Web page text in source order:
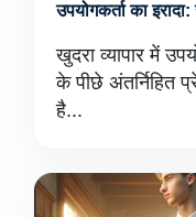
उपयोगकर्ता का
खुदरा व्यापार में
के पीछे अंतर्निहित
है...